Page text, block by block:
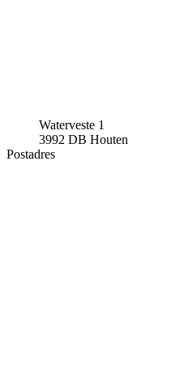
Waterveste 1
3992 DB Houten
Postadres